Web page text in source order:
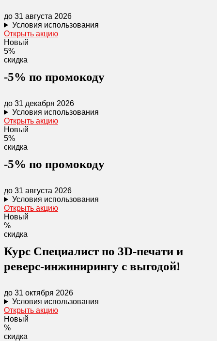
до 31 августа 2026
Условия использования
Открыть акцию
Новый
5%
скидка
-5% по промокоду
до 31 декабря 2026
Условия использования
Открыть акцию
Новый
5%
скидка
-5% по промокоду
до 31 августа 2026
Условия использования
Открыть акцию
Новый
%
скидка
Курс Специалист по 3D-печати и
реверс-инжинирингу с выгодой!
до 31 октября 2026
Условия использования
Открыть акцию
Новый
%
скидка